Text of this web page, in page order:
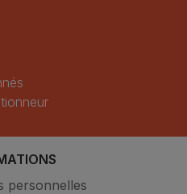
personnelles